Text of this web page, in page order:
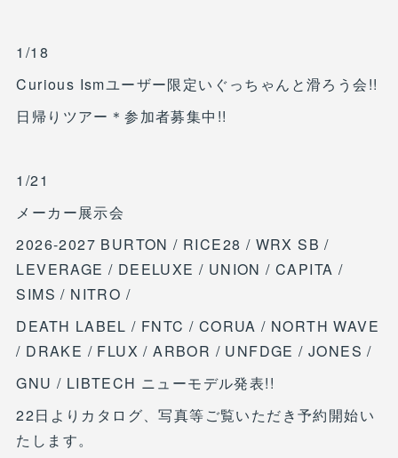
1/18
Curious Ismユーザー限定いぐっちゃんと滑ろう会!!
日帰りツアー＊参加者募集中!!
1/21
メーカー展示会
2026-2027 BURTON / RICE28 / WRX SB /
LEVERAGE / DEELUXE / UNION / CAPITA /
SIMS / NITRO /
DEATH LABEL / FNTC / CORUA / NORTH WAVE
/ DRAKE / FLUX / ARBOR / UNFDGE / JONES /
GNU / LIBTECH ニューモデル発表!!
22日よりカタログ、写真等ご覧いただき予約開始い
たします。